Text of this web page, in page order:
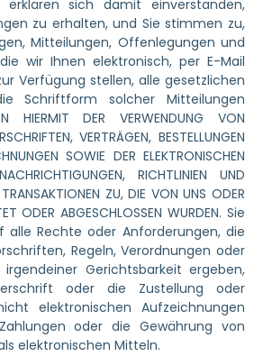
erklären sich damit einverstanden,
zu erhalten, und Sie stimmen zu,
Mitteilungen, Offenlegungen und
wir Ihnen elektronisch, per E-Mail
Verfügung stellen, alle gesetzlichen
Schriftform solcher Mitteilungen
HIERMIT DER VERWENDUNG VON
VERTRÄGEN, BESTELLUNGEN
SOWIE DER ELEKTRONISCHEN
RICHTLINIEN UND
ZU, DIE VON UNS ODER
ODER ABGESCHLOSSEN WURDEN. Sie
Rechte oder Anforderungen, die
Regeln, Verordnungen oder
Gerichtsbarkeit ergeben,
oder die Zustellung oder
elektronischen Aufzeichnungen
oder die Gewährung von
elektronischen Mitteln.